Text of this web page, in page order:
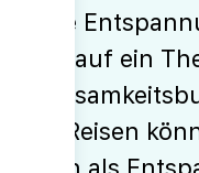
Jede
sich auf ein
Die Reisen